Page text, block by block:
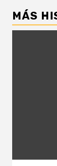
MÁS